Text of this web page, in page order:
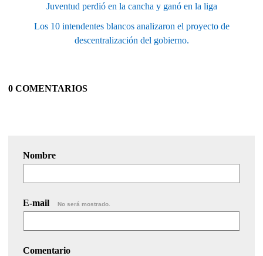
Juventud perdió en la cancha y ganó en la liga
Los 10 intendentes blancos analizaron el proyecto de
descentralización del gobierno.
0 COMENTARIOS
Nombre
E-mail No será mostrado.
Comentario